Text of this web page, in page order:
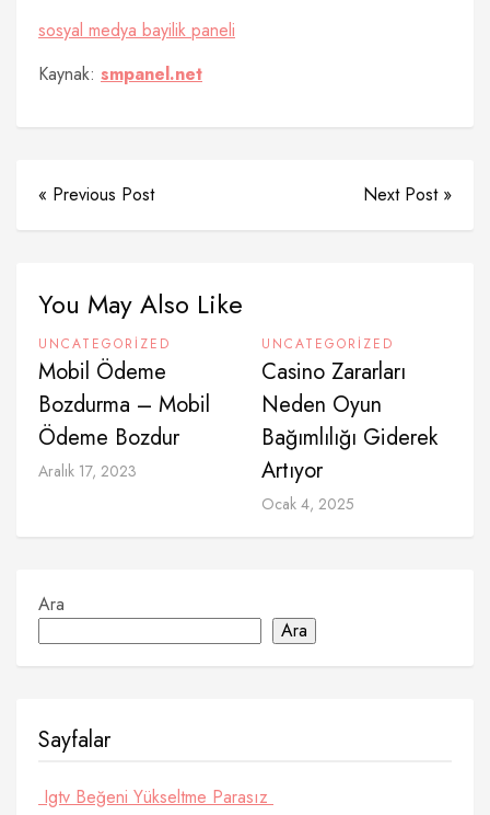
sosyal medya bayilik paneli
Kaynak: smpanel.net
« Previous Post Next Post »
You May Also Like
UNCATEGORIZED
Mobil Ödeme
Bozdurma – Mobil
Ödeme Bozdur
Aralık 17, 2023
UNCATEGORIZED
Casino Zararları
Neden Oyun
Bağımlılığı Giderek
Artıyor
Ocak 4, 2025
Ara
Ara
Sayfalar
Igtv Beğeni Yükseltme Parasız